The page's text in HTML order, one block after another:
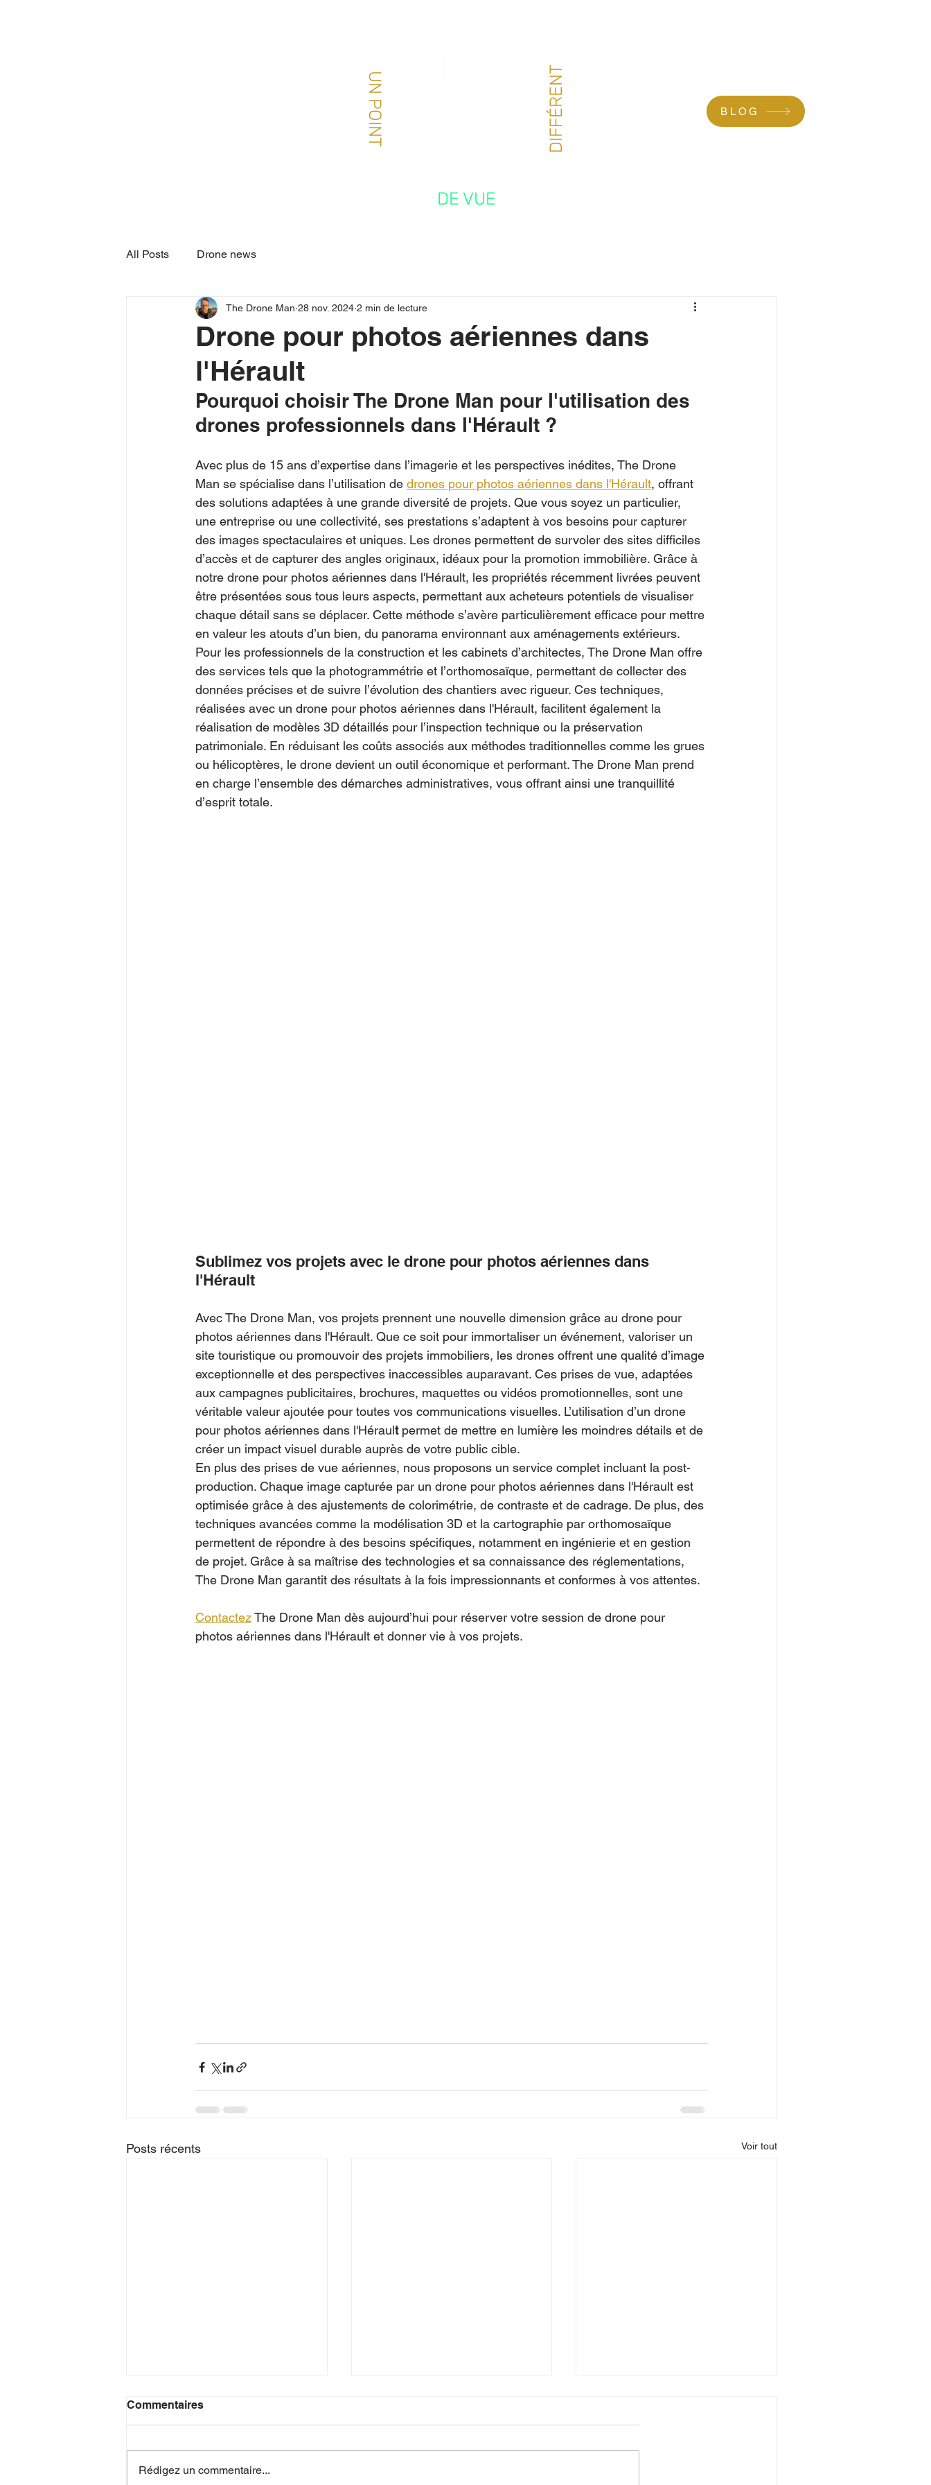
UN POINT DIFFÉRENT BLOG
DE VUE
All Posts Drone news
Drone pour photos aériennes dans
l'Hérault
The Drone Man 28 nov. 2024 2 min de lecture
Pourquoi choisir The Drone Man pour l'utilisation des
drones professionnels dans l'Hérault ?
Avec plus de 15 ans d’expertise dans l’imagerie et les perspectives inédites, The Drone
Man se spécialise dans l’utilisation de drones pour photos aériennes dans l'Hérault, offrant
des solutions adaptées à une grande diversité de projets. Que vous soyez un particulier,
une entreprise ou une collectivité, ses prestations s’adaptent à vos besoins pour capturer
des images spectaculaires et uniques. Les drones permettent de survoler des sites difficiles
d’accès et de capturer des angles originaux, idéaux pour la promotion immobilière. Grâce à
notre drone pour photos aériennes dans l'Hérault, les propriétés récemment livrées peuvent
être présentées sous tous leurs aspects, permettant aux acheteurs potentiels de visualiser
chaque détail sans se déplacer. Cette méthode s’avère particulièrement efficace pour mettre
en valeur les atouts d’un bien, du panorama environnant aux aménagements extérieurs.
Pour les professionnels de la construction et les cabinets d’architectes, The Drone Man offre
des services tels que la photogrammétrie et l’orthomosaïque, permettant de collecter des
données précises et de suivre l’évolution des chantiers avec rigueur. Ces techniques,
réalisées avec un drone pour photos aériennes dans l'Hérault, facilitent également la
réalisation de modèles 3D détaillés pour l’inspection technique ou la préservation
patrimoniale. En réduisant les coûts associés aux méthodes traditionnelles comme les grues
ou hélicoptères, le drone devient un outil économique et performant. The Drone Man prend
en charge l’ensemble des démarches administratives, vous offrant ainsi une tranquillité
d’esprit totale.
Sublimez vos projets avec le drone pour photos aériennes dans
l'Hérault
Avec The Drone Man, vos projets prennent une nouvelle dimension grâce au drone pour
photos aériennes dans l'Hérault. Que ce soit pour immortaliser un événement, valoriser un
site touristique ou promouvoir des projets immobiliers, les drones offrent une qualité d’image
exceptionnelle et des perspectives inaccessibles auparavant. Ces prises de vue, adaptées
aux campagnes publicitaires, brochures, maquettes ou vidéos promotionnelles, sont une
véritable valeur ajoutée pour toutes vos communications visuelles. L’utilisation d’un drone
pour photos aériennes dans l'Hérault permet de mettre en lumière les moindres détails et de
créer un impact visuel durable auprès de votre public cible.
En plus des prises de vue aériennes, nous proposons un service complet incluant la post-
production. Chaque image capturée par un drone pour photos aériennes dans l'Hérault est
optimisée grâce à des ajustements de colorimétrie, de contraste et de cadrage. De plus, des
techniques avancées comme la modélisation 3D et la cartographie par orthomosaïque
permettent de répondre à des besoins spécifiques, notamment en ingénierie et en gestion
de projet. Grâce à sa maîtrise des technologies et sa connaissance des réglementations,
The Drone Man garantit des résultats à la fois impressionnants et conformes à vos attentes.
Contactez The Drone Man dès aujourd’hui pour réserver votre session de drone pour
photos aériennes dans l'Hérault et donner vie à vos projets.
Posts récents Voir tout
Commentaires
Rédigez un commentaire...